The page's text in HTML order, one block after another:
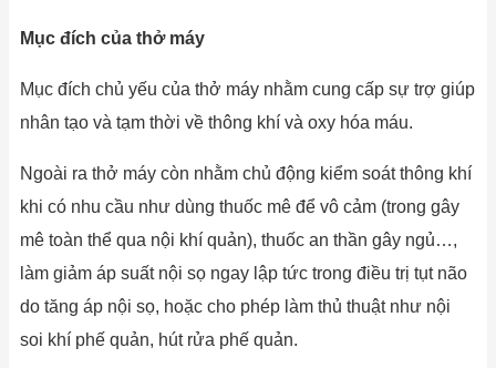
Mục đích của thở máy
Mục đích chủ yếu của thở máy nhằm cung cấp sự trợ giúp
nhân tạo và tạm thời về thông khí và oxy hóa máu.
Ngoài ra thở máy còn nhằm chủ động kiểm soát thông khí
khi có nhu cầu như dùng thuốc mê để vô cảm (trong gây
mê toàn thể qua nội khí quản), thuốc an thần gây ngủ…,
làm giảm áp suất nội sọ ngay lập tức trong điều trị tụt não
do tăng áp nội sọ, hoặc cho phép làm thủ thuật như nội
soi khí phế quản, hút rửa phế quản.